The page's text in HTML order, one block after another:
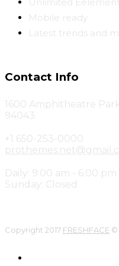
Unlimited
Mobile ready
Latest trends and
Contact Info
1600 Amphitheatre
94043
+1 650-253-0000
Daily: 9:00 am - 6:00 pm
Sunday: Closed
Copyright 2017 FRESHFACE ©